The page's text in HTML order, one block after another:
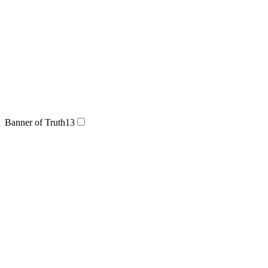
Banner of Truth13